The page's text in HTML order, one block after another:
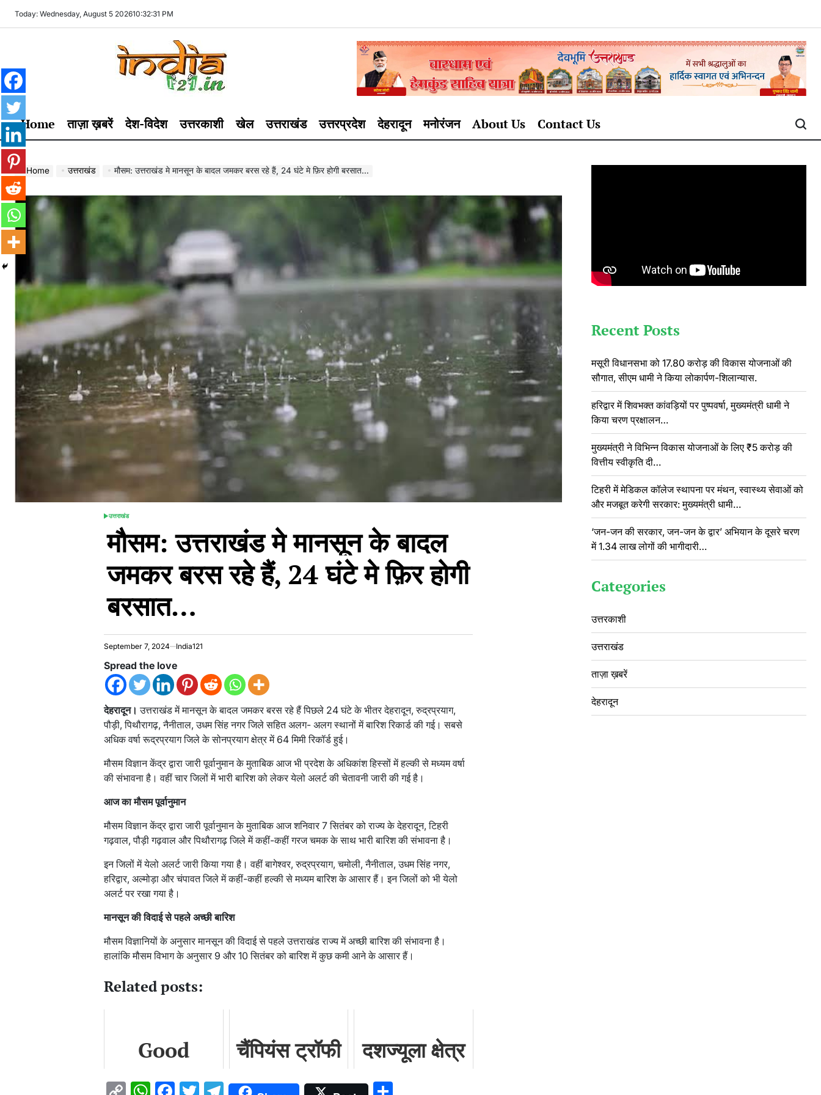
Today: Wednesday, August 5 202610:32:32 PM
India121
Home ताज़ा ख़बरें देश-विदेश उत्तरकाशी खेल उत्तराखंड उत्तरप्रदेश देहरादून मनोरंजन About Us Contact Us
Home उत्तराखंड मौसम: उत्तराखंड मे मानसून के बादल जमकर बरस रहे हैं, 24 घंटे मे फ़िर होगी बरसात…
POSTED
उत्तराखंड
मौसम: उत्तराखंड मे मानसून के बादल
जमकर बरस रहे हैं, 24 घंटे मे फ़िर होगी
बरसात…
September 7, 2024 India121
Spread the love
देहरादून। उत्तराखंड में मानसून के बादल जमकर बरस रहे हैं पिछले 24 घंटे के भीतर देहरादून, रुद्रप्रयाग,
पौड़ी, पिथौरागढ़, नैनीताल, उधम सिंह नगर जिले सहित अलग- अलग स्थानों में बारिश रिकार्ड की गई। सबसे
अधिक वर्षा रूद्रप्रयाग जिले के सोनप्रयाग क्षेत्र में 64 मिमी रिकॉर्ड हुई।
मौसम विज्ञान केंद्र द्वारा जारी पूर्वानुमान के मुताबिक आज भी प्रदेश के अधिकांश हिस्सों में हल्की से मध्यम वर्षा
की संभावना है। वहीं चार जिलों में भारी बारिश को लेकर येलो अलर्ट की चेतावनी जारी की गई है।
आज का मौसम पूर्वानुमान
मौसम विज्ञान केंद्र द्वारा जारी पूर्वानुमान के मुताबिक आज शनिवार 7 सितंबर को राज्य के देहरादून, टिहरी
गढ़वाल, पौड़ी गढ़वाल और पिथौरागढ़ जिले में कहीं-कहीं गरज चमक के साथ भारी बारिश की संभावना है।
इन जिलों में येलो अलर्ट जारी किया गया है। वहीं बागेश्वर, रुद्रप्रयाग, चमोली, नैनीताल, उधम सिंह नगर,
हरिद्वार, अल्मोड़ा और चंपावत जिले में कहीं-कहीं हल्की से मध्यम बारिश के आसार हैं। इन जिलों को भी येलो
अलर्ट पर रखा गया है।
मानसून की विदाई से पहले अच्छी बारिश
मौसम विज्ञानियों के अनुसार मानसून की विदाई से पहले उत्तराखंड राज्य में अच्छी बारिश की संभावना है।
हालांकि मौसम विभाग के अनुसार 9 और 10 सितंबर को बारिश में कुछ कमी आने के आसार हैं।
Related posts:
Good
news: योगा
चैंपियंस ट्रॉफी
से पहले भारत
दशज्यूला क्षेत्र
की दशकों
Recent Posts
मसूरी विधानसभा को 17.80 करोड़ की विकास योजनाओं की
सौगात, सीएम धामी ने किया लोकार्पण-शिलान्यास.
हरिद्वार में शिवभक्त कांवड़ियों पर पुष्पवर्षा, मुख्यमंत्री धामी ने
किया चरण प्रक्षालन…
मुख्यमंत्री ने विभिन्न विकास योजनाओं के लिए ₹5 करोड़ की
वित्तीय स्वीकृति दी…
टिहरी में मेडिकल कॉलेज स्थापना पर मंथन, स्वास्थ्य सेवाओं को
और मजबूत करेगी सरकार: मुख्यमंत्री धामी…
‘जन-जन की सरकार, जन-जन के द्वार’ अभियान के दूसरे चरण
में 1.34 लाख लोगों की भागीदारी…
Categories
उत्तरकाशी
उत्तराखंड
ताज़ा ख़बरें
देहरादून